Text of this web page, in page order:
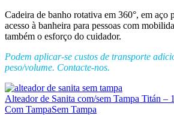
Cadeira de banho rotativa em 360°, em aço
acesso à banheira para pessoas com
também o esforço do cuidador.
Podem aplicar-se custos de transporte
peso/volume. Contacte-nos.
Alteador de Sanita com/sem Tampa Titán –
Com TampaSem Tampa